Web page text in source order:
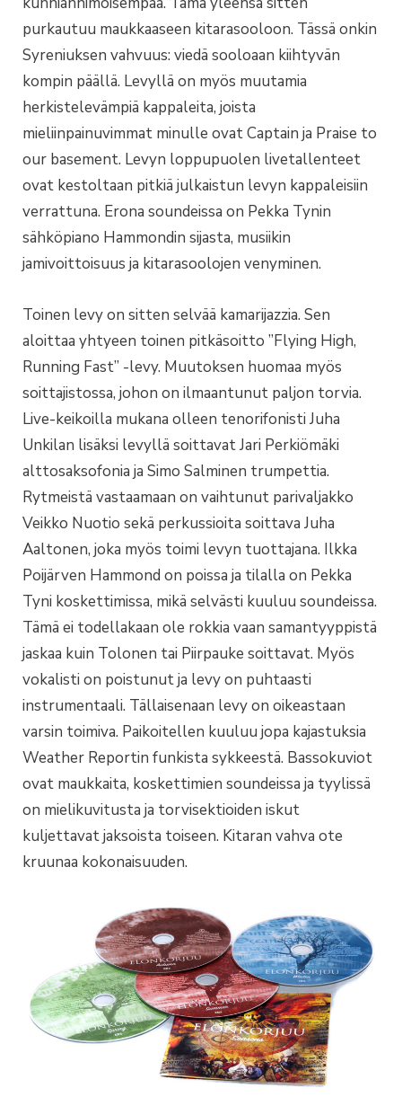
purkautuu maukkaaseen kitarasooloon. Tässä onkin
Syreniuksen vahvuus: viedä sooloaan kiihtyvän
kompin päällä. Levyllä on myös muutamia
herkistelevämpiä kappaleita, joista
mieliinpainuvimmat minulle ovat Captain ja Praise to
our basement. Levyn loppupuolen livetallenteet
ovat kestoltaan pitkiä julkaistun levyn kappaleisiin
verrattuna. Erona soundeissa on Pekka Tynin
sähköpiano Hammondin sijasta, musiikin
jamivoittoisuus ja kitarasoolojen venyminen.
Toinen levy on sitten selvää kamarijazzia. Sen
aloittaa yhtyeen toinen pitkäsoitto ”Flying High,
Running Fast” -levy. Muutoksen huomaa myös
soittajistossa, johon on ilmaantunut paljon torvia.
Live-keikoilla mukana olleen tenorifonisti Juha
Unkilan lisäksi levyllä soittavat Jari Perkiömäki
alttosaksofonia ja Simo Salminen trumpettia.
Rytmeistä vastaamaan on vaihtunut parivaljakko
Veikko Nuotio sekä perkussioita soittava Juha
Aaltonen, joka myös toimi levyn tuottajana. Ilkka
Poijärven Hammond on poissa ja tilalla on Pekka
Tyni koskettimissa, mikä selvästi kuuluu soundeissa.
Tämä ei todellakaan ole rokkia vaan samantyyppistä
jaskaa kuin Tolonen tai Piirpauke soittavat. Myös
vokalisti on poistunut ja levy on puhtaasti
instrumentaali. Tällaisenaan levy on oikeastaan
varsin toimiva. Paikoitellen kuuluu jopa kajastuksia
Weather Reportin funkista sykkeestä. Bassokuviot
ovat maukkaita, koskettimien soundeissa ja tyylissä
on mielikuvitusta ja torvisektioiden iskut
kuljettavat jaksoista toiseen. Kitaran vahva ote
kruunaa kokonaisuuden.